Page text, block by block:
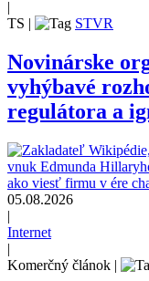
TS
STVR
Novinárske
vyhýbavé
regulátora a
05.08.2026
|
Internet
|
Komerčný článok |